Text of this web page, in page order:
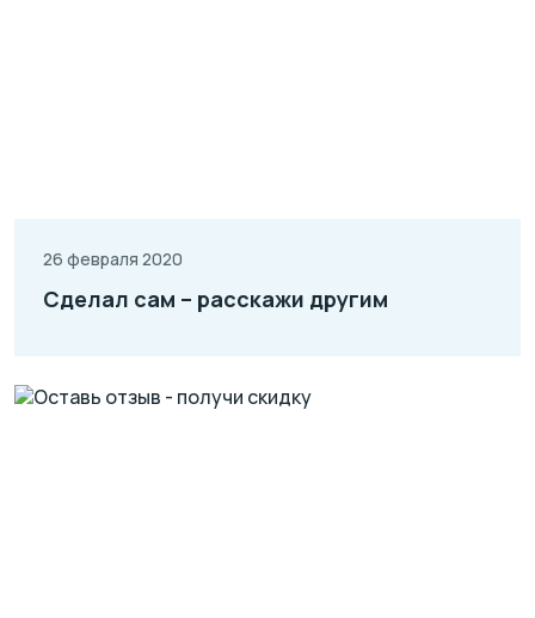
26 февраля 2020
Сделал сам – расскажи другим